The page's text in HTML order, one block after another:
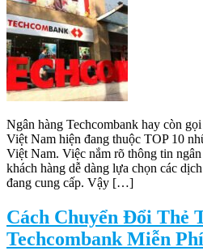
Ngân hàng Techcombank hay còn
Việt Nam hiện đang thuộc TOP 10
Việt Nam. Việc nắm rõ thông tin
khách hàng dễ dàng lựa chọn các
đang cung cấp. Vậy […]
Cách Chuyển Đổi Thẻ
Techcombank Miễn